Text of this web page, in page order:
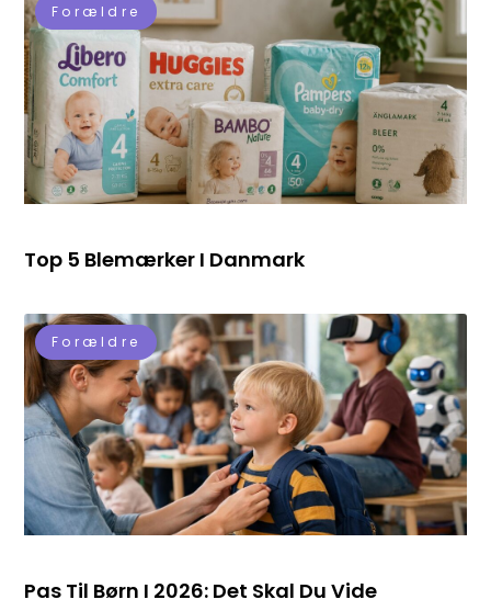
Forældre
Top 5 Blemærker I Danmark
Forældre
Pas Til Børn I 2026: Det Skal Du Vide